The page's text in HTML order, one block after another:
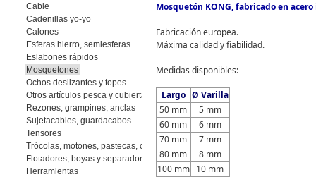
Mosquetón KONG, fabricado en acero
Fabricación europea.
Máxima calidad y fiabilidad.
Medidas disponibles:
Largo Ø Varilla
50 mm
5 mm
60 mm
6 mm
70 mm
7 mm
80 mm
8 mm
100 mm
10 mm
Cable
Cadenillas yo-yo
Calones
Esferas hierro, semiesferas
Eslabones rápidos
Mosquetones
Ochos deslizantes y topes
Otros artículos pesca y cubierta
Rezones, grampines, anclas
Sujetacables, guardacabos
Tensores
Trócolas, motones, pastecas, cuadernales
Flotadores, boyas y separadores
Herramientas